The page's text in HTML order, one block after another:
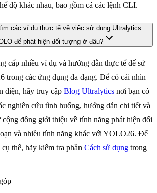
độ khác nhau, bao gồm cả các lệnh CLI.
các ví dụ thực tế về việc sử dụng Ultralytics
để phát hiện đối tượng ở đâu?
cấp nhiều ví dụ và hướng dẫn thực tế để sử
trong các ứng dụng đa dạng. Để có cái nhìn
diện, hãy truy cập Blog Ultralytics nơi bạn có
nghiên cứu tình huống, hướng dẫn chi tiết và
cộng đồng giới thiệu về tính năng phát hiện đối
và nhiều tính năng khác với YOLO26. Để
thể, hãy kiểm tra phần Cách sử dụng trong